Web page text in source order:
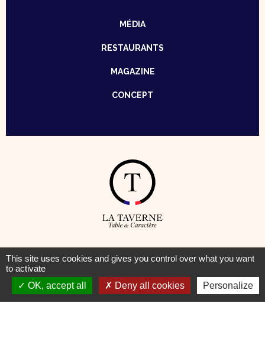
MÉDIA
RESTAURANTS
MAGAZINE
CONCEPT
© Taverne – Table de Caractère — Mentions Légales
Pour votre santé, pratiquez une activité physique régulière
www.mangerbouger.fr
This site uses cookies and gives you control over what you want
to activate
OK, accept all
Deny all cookies Personalize